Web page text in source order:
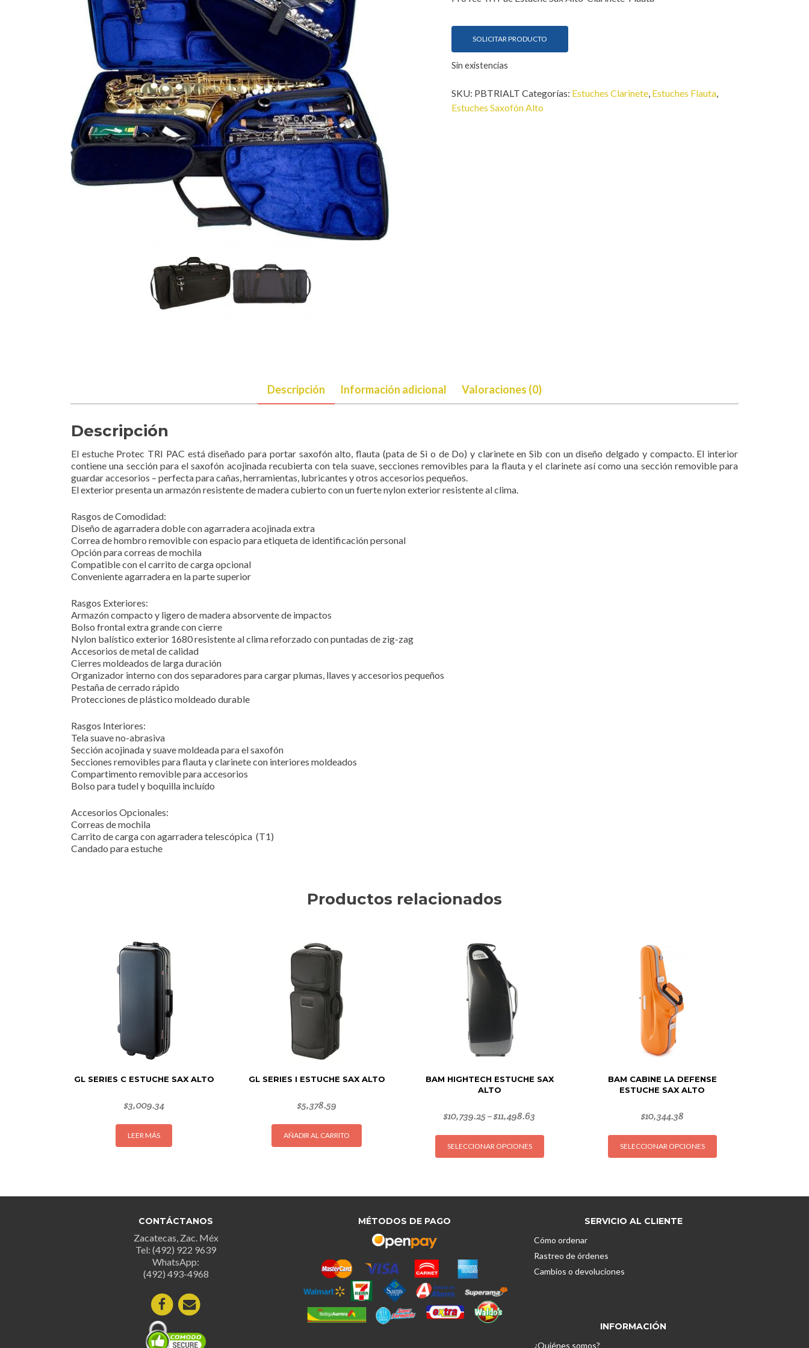
SOLICITAR PRODUCTO
Sin existencias
SKU: PBTRIALT Categorías: Estuches Clarinete, Estuches Flauta,
Estuches Saxofón Alto
Descripción Información adicional Valoraciones (0)
Descripción
El estuche Protec TRI PAC está diseñado para portar saxofón alto, flauta (pata de Si o de Do) y clarinete en Sib con un diseño delgado y compacto. El interior
contiene una sección para el saxofón acojinada recubierta con tela suave, secciones removibles para la flauta y el clarinete así como una sección removible para
guardar accesorios – perfecta para cañas, herramientas, lubricantes y otros accesorios pequeños.
El exterior presenta un armazón resistente de madera cubierto con un fuerte nylon exterior resistente al clima.
Rasgos de Comodidad:
Diseño de agarradera doble con agarradera acojinada extra
Correa de hombro removible con espacio para etiqueta de identificación personal
Opción para correas de mochila
Compatible con el carrito de carga opcional
Conveniente agarradera en la parte superior
Rasgos Exteriores:
Armazón compacto y ligero de madera absorvente de impactos
Bolso frontal extra grande con cierre
Nylon balístico exterior 1680 resistente al clima reforzado con puntadas de zig-zag
Accesorios de metal de calidad
Cierres moldeados de larga duración
Organizador interno con dos separadores para cargar plumas, llaves y accesorios pequeños
Pestaña de cerrado rápido
Protecciones de plástico moldeado durable
Rasgos Interiores:
Tela suave no-abrasiva
Sección acojinada y suave moldeada para el saxofón
Secciones removibles para flauta y clarinete con interiores moldeados
Compartimento removible para accesorios
Bolso para tudel y boquilla incluído
Accesorios Opcionales:
Correas de mochila
Carrito de carga con agarradera telescópica (T1)
Candado para estuche
Productos relacionados
GL SERIES C ESTUCHE SAX ALTO
$3,009.34
LEER MÁS
GL SERIES I ESTUCHE SAX ALTO
$5,378.59
AÑADIR AL CARRITO
BAM HIGHTECH ESTUCHE SAX
ALTO
$10,739.25–$11,498.63
SELECCIONAR OPCIONES
Este
se
en
BAM CABINE LA DEFENSE
ESTUCHE SAX ALTO
$10,344.38
SELECCIONAR OPCIONES
Este
CONTÁCTANOS
Zacatecas, Zac. Méx
Tel: (492) 922 9639
WhatsApp:
(492) 493-4968
MÉTODOS DE PAGO SERVICIO AL CLIENTE
Cómo ordenar
Rastreo de órdenes
Cambios o devoluciones
INFORMACIÓN
¿Quiénes somos?